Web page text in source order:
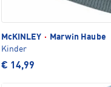
McKINLEY ·
Marwin Haube
Kinder
€ 14,99